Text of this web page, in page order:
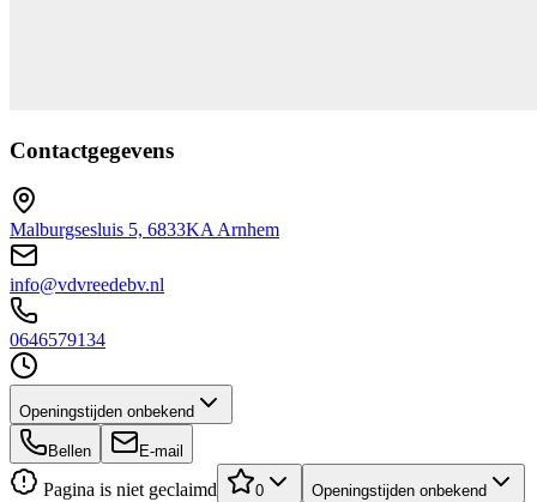
Contactgegevens
Malburgsesluis 5, 6833KA Arnhem
info@vdvreedebv.nl
0646579134
Openingstijden onbekend
Bellen E-mail
Pagina is niet geclaimd 0 Openingstijden onbekend